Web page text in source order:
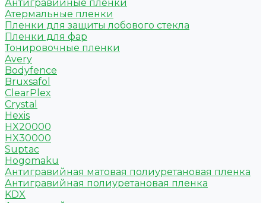
Антигравийные пленки
Атермальные пленки
Пленки для защиты лобового стекла
Пленки для фар
Тонировочные пленки
Avery
Bodyfence
Bruxsafol
ClearPlex
Crystal
Hexis
HX20000
HX30000
Suptac
Hogomaku
Антигравийная матовая полиуретановая пленка
Антигравийная полиуретановая пленка
KDX